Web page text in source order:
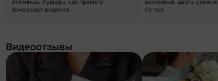
отличные. Курьеры как правило
приезжают вовремя.
вежливый, цветы
Супер!
Видеоотзывы